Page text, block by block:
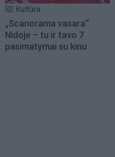
Kultūra
„Scanorama vasara“
Nidoje – tu ir tavo 7
pasimatymai su kinu